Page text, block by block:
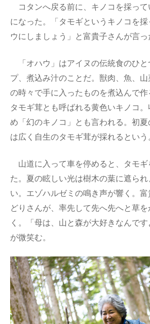
コタンへ戻る前に、キノコを採って
になった。「タモギというキノコを
ウにしましょう」と富貴子さんが言っ
「オハウ」はアイヌの伝統食のひ
プ、煮込み汁のことだ。獣肉、魚、
の時々で手に入ったものを煮込んで作
タモギ茸とも呼ばれる黄色いキノコ
め「幻のキノコ」とも言われる。初
は広く自生のタモギ茸が採れるという。
山道に入って車を停めると、タモギ
た。夏の眩しい光は樹木の葉に遮ら
い。エゾハルゼミの鳴き声が響く。
どりさんが、率先して先へ先へと草
く。「母は、山と森が大好きなんで
が微笑む。